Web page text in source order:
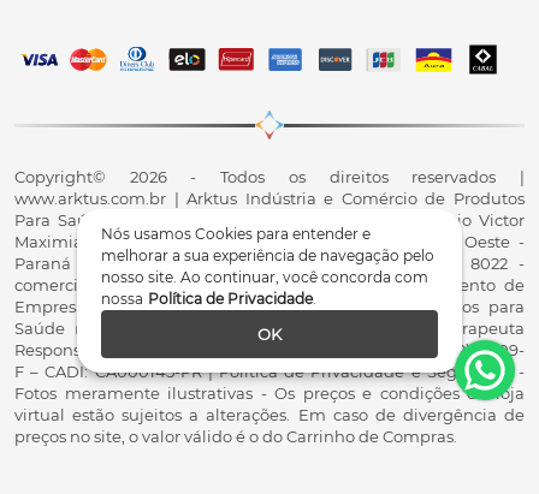
Nós usamos Cookies para entender e
melhorar a sua experiência de navegação pelo
nosso site. Ao continuar, você concorda com
nossa Política de Privacidade.
OK
Copyright© 2026 - Todos os direitos reservados |
www.arktus.com.br | Arktus Indústria e Comércio de Produtos
Para Saúde Ltda | CNPJ: 01.417.367/0001-78 | R. Antônio Victor
Maximiano, 107, Parque Industrial II, Santa Tereza do Oeste -
Paraná - CEP 85825-900 - Fale conosco: 0800 200 8022 -
comercial@arktus.com.br | Autorização de Funcionamento de
Empresa - AFE/ANVISA - Para Fabricação de Produtos para
Saúde (Correlatos): 8.02.844-5 (UX418X102741) - Fisioterapeuta
Responsável Técnico Dr. Alex Fernando Zani - Crefito8(PR): 8409-
F – CADI: CA000145-PR | Política de Privacidade e Segurança -
Fotos meramente ilustrativas - Os preços e condições da loja
virtual estão sujeitos a alterações. Em caso de divergência de
preços no site, o valor válido é o do Carrinho de Compras.